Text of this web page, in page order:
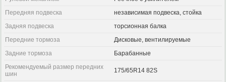
Передняя подвеска
независимая подвеска, стойка
Задняя подвеска
торсионная балка
Передние тормоза
Дисковые, вентилируемые
Задние тормоза
Барабанные
Рекомендуемый размер передних
шин
175/65R14 82S